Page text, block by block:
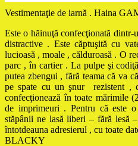
Vestimentaţie de iarnă . Haina
Este o hăinuţă confecţionată
distractive . Este căptuşită cu
lucioasă , moale , călduroasă . O
parc , în cartier . La pulpe şi
putea zbengui , fără teama că va
pe spate cu un şnur
rezistent ,
confecţionează în toate mărimile
de imprimeuri . Pentru că este
stăpânii ne lasă liberi – fără lesă
întotdeauna adresierul , cu toate
BLACKY